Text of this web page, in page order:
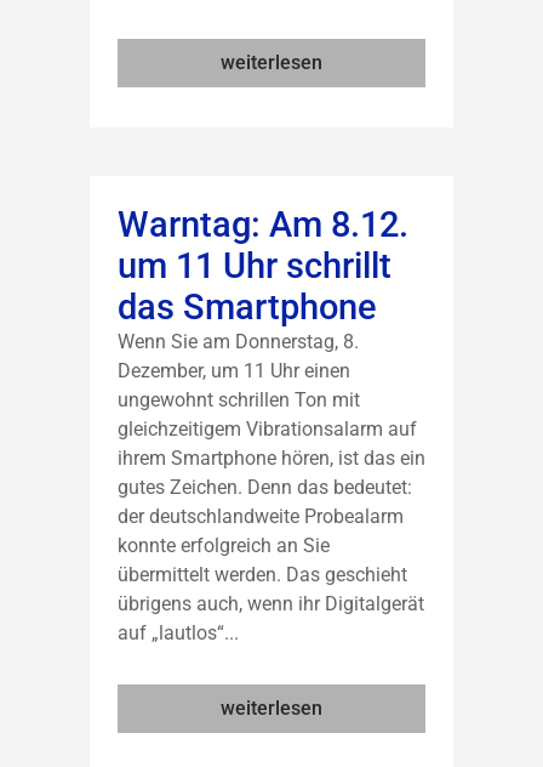
weiterlesen
Warntag: Am 8.12.
um 11 Uhr schrillt
das Smartphone
Wenn Sie am Donnerstag, 8.
Dezember, um 11 Uhr einen
ungewohnt schrillen Ton mit
gleichzeitigem Vibrationsalarm auf
ihrem Smartphone hören, ist das ein
gutes Zeichen. Denn das bedeutet:
der deutschlandweite Probealarm
konnte erfolgreich an Sie
übermittelt werden. Das geschieht
übrigens auch, wenn ihr Digitalgerät
auf „lautlos“...
weiterlesen